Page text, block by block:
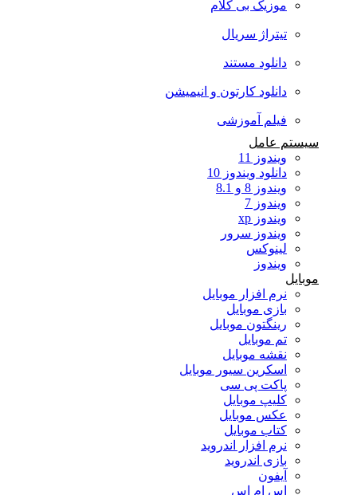
موزیک بی کلام
تیتراژ سریال
دانلود مستند
دانلود کارتون و انیمیشن
فیلم آموزشی
سیستم عامل
ویندوز 11
دانلود ویندوز 10
ویندوز 8 و 8.1
ویندوز 7
ویندوز xp
ویندوز سرور
لینوکس
ویندوز
موبایل
نرم افزار موبایل
بازی موبایل
رینگتون موبایل
تم موبایل
نقشه موبایل
اسکرین سیور موبایل
پاکت پی سی
کلیپ موبایل
عکس موبایل
کتاب موبایل
نرم افزار اندروید
بازی اندروید
آیفون
اس ام اس